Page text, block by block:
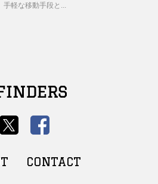
軽な移動手段と...
CONTACT